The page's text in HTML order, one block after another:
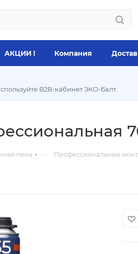
АКЦИИ ! Компания
B2B-кабинет ЭКО-Балт.
пена — Профессиональные